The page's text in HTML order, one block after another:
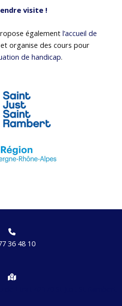
visite !
égalementl’accueil de
organise des cours pour
de handicap.
36 48 10